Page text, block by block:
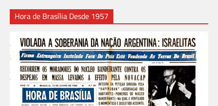
Hora de Brasília Desde 1957